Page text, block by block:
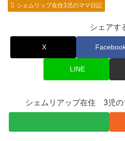
シェムリップ在住3児のママ日記
シェアす
X
LINE
シェムリアップ在住 3児の